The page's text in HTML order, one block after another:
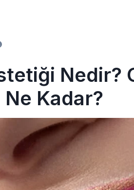
Nedir?
Ne Kadar?